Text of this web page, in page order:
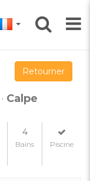
Retourner
· Calpe
4
Bains Piscine